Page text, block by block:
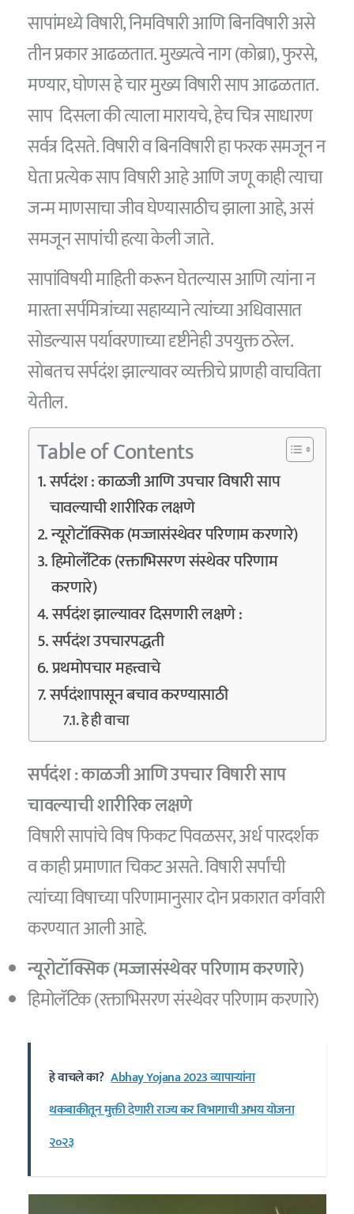
सापांमध्ये विषारी, निमविषारी आणि बिनविषारी असे
तीन प्रकार आढळतात. मुख्यत्वे नाग (कोब्रा), फुरसे,
मण्यार, घोणस हे चार मुख्य विषारी साप आढळतात.
साप दिसला की त्याला मारायचे, हेच चित्र साधारण
सर्वत्र दिसते. विषारी व बिनविषारी हा फरक समजून न
घेता प्रत्येक साप विषारी आहे आणि जणू काही त्याचा
जन्म माणसाचा जीव घेण्यासाठीच झाला आहे, असं
समजून सापांची हत्या केली जाते.
सापांविषयी माहिती करून घेतल्यास आणि त्यांना न
मारता सर्पमित्रांच्या सहाय्याने त्यांच्या अधिवासात
सोडल्यास पर्यावरणाच्या दृष्टीनेही उपयुक्त ठरेल.
सोबतच सर्पदंश झाल्यावर व्यक्तीचे प्राणही वाचविता
येतील.
Table of Contents
सर्पदंश : काळजी आणि उपचार विषारी साप
चावल्याची शारीरिक लक्षणे
न्यूरोटॉक्सिक (मज्जासंस्थेवर परिणाम करणारे)
हिमोलॅटिक (रक्ताभिसरण संस्थेवर परिणाम
करणारे)
सर्पदंश झाल्यावर दिसणारी लक्षणे :
सर्पदंश उपचारपद्धती
प्रथमोपचार महत्त्वाचे
सर्पदंशापासून बचाव करण्यासाठी
हे ही वाचा
सर्पदंश : काळजी आणि उपचारविषारी साप
चावल्याची शारीरिक लक्षणे
विषारी सापांचे विष फिकट पिवळसर, अर्ध पारदर्शक
व काही प्रमाणात चिकट असते. विषारी सर्पांची
त्यांच्या विषाच्या परिणामानुसार दोन प्रकारात वर्गवारी
करण्यात आली आहे.
न्यूरोटॉक्सिक (मज्जासंस्थेवर परिणाम करणारे)
हिमोलॅटिक (रक्ताभिसरण संस्थेवर परिणाम करणारे)
हे वाचले का? Abhay Yojana 2023 व्यापार्‍यांना
थकबाकीतून मुक्ती देणारी राज्य कर विभागाची अभय योजना
२०२३